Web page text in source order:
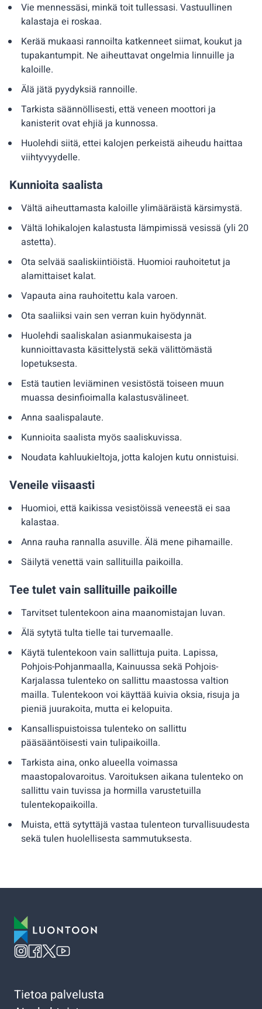
Vie mennessäsi, minkä toit tullessasi. Vastuullinen
kalastaja ei roskaa.
Kerää mukaasi rannoilta katkenneet siimat, koukut ja
tupakantumpit. Ne aiheuttavat ongelmia linnuille ja
kaloille.
Älä jätä pyydyksiä rannoille.
Tarkista säännöllisesti, että veneen moottori ja
kanisterit ovat ehjiä ja kunnossa.
Huolehdi siitä, ettei kalojen perkeistä aiheudu haittaa
viihtyvyydelle.
Kunnioita saalista
Vältä aiheuttamasta kaloille ylimääräistä kärsimystä.
Vältä lohikalojen kalastusta lämpimissä vesissä (yli 20
astetta).
Ota selvää saaliskiintiöistä. Huomioi rauhoitetut ja
alamittaiset kalat.
Vapauta aina rauhoitettu kala varoen.
Ota saaliiksi vain sen verran kuin hyödynnät.
Huolehdi saaliskalan asianmukaisesta ja
kunnioittavasta käsittelystä sekä välittömästä
lopetuksesta.
Estä tautien leviäminen vesistöstä toiseen muun
muassa desinfioimalla kalastusvälineet.
Anna saalispalaute.
Kunnioita saalista myös saaliskuvissa.
Noudata kahluukieltoja, jotta kalojen kutu onnistuisi.
Veneile viisaasti
Huomioi, että kaikissa vesistöissä veneestä ei saa
kalastaa.
Anna rauha rannalla asuville. Älä mene pihamaille.
Säilytä venettä vain sallituilla paikoilla.
Tee tulet vain sallituille paikoille
Tarvitset tulentekoon aina maanomistajan luvan.
Älä sytytä tulta tielle tai turvemaalle.
Käytä tulentekoon vain sallittuja puita. Lapissa,
Pohjois-Pohjanmaalla, Kainuussa sekä Pohjois-
Karjalassa tulenteko on sallittu maastossa valtion
mailla. Tulentekoon voi käyttää kuivia oksia, risuja ja
pieniä juurakoita, mutta ei kelopuita.
Kansallispuistoissa tulenteko on sallittu
pääsääntöisesti vain tulipaikoilla.
Tarkista aina, onko alueella voimassa
maastopalovaroitus. Varoituksen aikana tulenteko on
sallittu vain tuvissa ja hormilla varustetuilla
tulentekopaikoilla.
Muista, että sytyttäjä vastaa tulenteon turvallisuudesta
sekä tulen huolellisesta sammutuksesta.
Tietoa palvelusta